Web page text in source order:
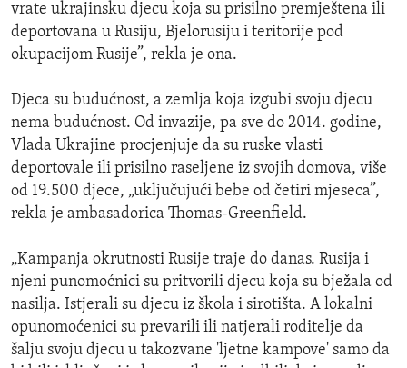
vrate ukrajinsku djecu koja su prisilno premještena ili
deportovana u Rusiju, Bjelorusiju i teritorije pod
okupacijom Rusije”, rekla je ona.
Djeca su budućnost, a zemlja koja izgubi svoju djecu
nema budućnost. Od invazije, pa sve do 2014. godine,
Vlada Ukrajine procjenjuje da su ruske vlasti
deportovale ili prisilno raseljene iz svojih domova, više
od 19.500 djece, „uključujući bebe od četiri mjeseca”,
rekla je ambasadorica Thomas-Greenfield.
„Kampanja okrutnosti Rusije traje do danas. Rusija i
njeni punomoćnici su pritvorili djecu koja su bježala od
nasilja. Istjerali su djecu iz škola i sirotišta. A lokalni
opunomoćenici su prevarili ili natjerali roditelje da
šalju svoju djecu u takozvane 'ljetne kampove' samo da